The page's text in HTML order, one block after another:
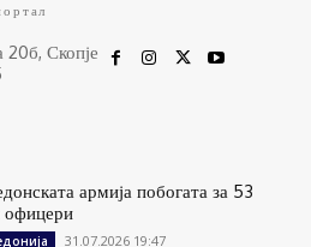
Скопје
армија побогата за 53
офицери
31.07.2026 19:47